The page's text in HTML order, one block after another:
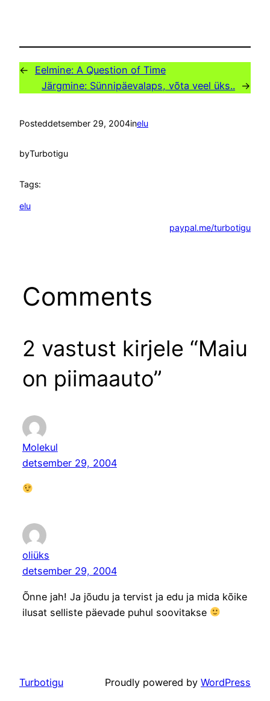
← Eelmine: A Question of Time
Järgmine: Sünnipäevalaps, võta veel üks.. →
Posteddetsember 29, 2004inelu
byTurbotigu
Tags:
elu
paypal.me/turbotigu
Comments
2 vastust kirjele “Maiu
on piimaauto”
Molekul
detsember 29, 2004
oliüks
detsember 29, 2004
Õnne jah! Ja jõudu ja tervist ja edu ja mida kõike
ilusat selliste päevade puhul soovitakse
Turbotigu Proudly powered by WordPress